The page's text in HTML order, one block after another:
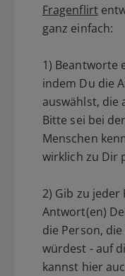
Fragenflirt
ganz einfach:
1) Beantworte
indem Du die
auswählst, die
Bitte sei bei
Menschen
wirklich zu Dir
2) Gib zu jeder
Antwort(en)
die Person,
würdest - auf
kannst hier